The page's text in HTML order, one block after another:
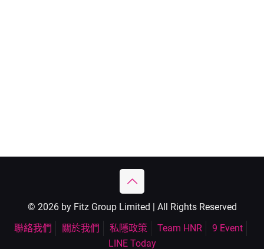
© 2026 by Fitz Group Limited | All Rights Reserved
聯絡我們
關於我們 私隱政策 Team HNR
9 Event
LINE Today